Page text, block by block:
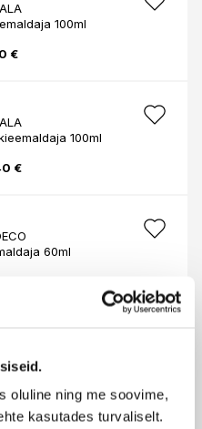
oluline ning me soovime,
kasutades turvaliselt.
100ml
€
100ml
€
60ml
100ml
€